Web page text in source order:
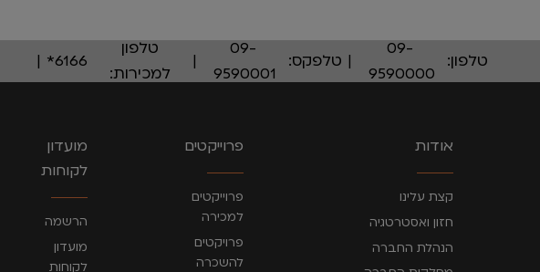
טלפון:
09-
9590000
טלפקס:
09-
9590001
טלפון
למכירות:
אודות
קצת עלינו
חזון ואסטרטגיה
הנהלת החברה
פרוייקטים
פרוייקטים
למכירה
פרויקטים
להשכרה
מועדון
לקוחות
הרשמה
מועדון
לקוחות